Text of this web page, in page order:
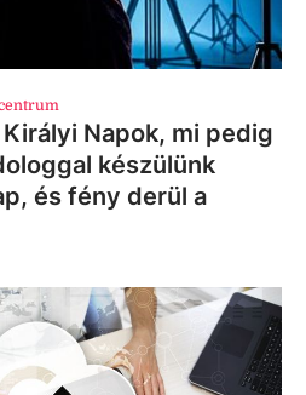
Napok, mi pedig
készülünk
és fény derül a